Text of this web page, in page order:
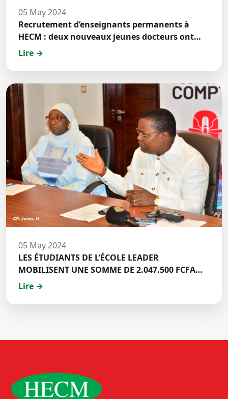
05 May 2024
Recrutement d’enseignants permanents à
HECM : deux nouveaux jeunes docteurs ont
prêté́ serment
Lire →
05 May 2024
LES ÉTUDIANTS DE L’ÉCOLE LEADER
MOBILISENT UNE SOMME DE 2.047.500 FCFA
POUR LE FONDS ZÉRO PALU:DISCOURS DE M.
DE HECM
Lire →